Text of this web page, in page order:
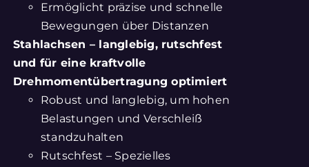
Ermöglicht präzise und schnelle
Bewegungen über Distanzen
Stahlachsen – langlebig, rutschfest
und für eine kraftvolle
Drehmomentübertragung optimiert
Robust und langlebig, um hohen
Belastungen und Verschleiß
standzuhalten
Rutschfest – Spezielles